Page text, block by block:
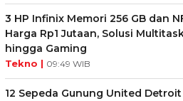
3 HP Infinix Memori 256 GB dan
Harga Rp1 Jutaan, Solusi
hingga Gaming
Tekno | 09:49 WIB
12 Sepeda Gunung United Detroit